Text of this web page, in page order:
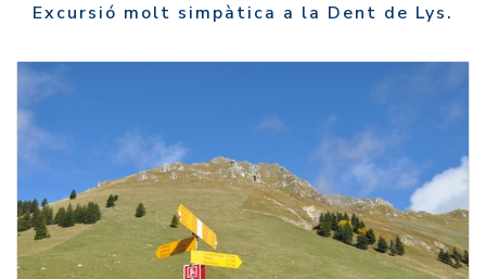
Excursió molt simpàtica a la Dent de Lys.